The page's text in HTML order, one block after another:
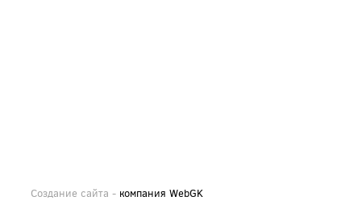
Создание сайта - компания WebGK